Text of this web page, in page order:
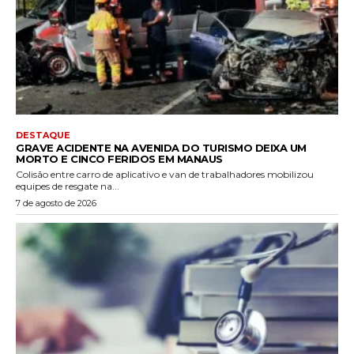
DESTAQUE
GRAVE ACIDENTE NA AVENIDA DO TURISMO DEIXA UM
MORTO E CINCO FERIDOS EM MANAUS
Colisão entre carro de aplicativo e van de trabalhadores mobilizou
equipes de resgate na...
7 de agosto de 2026